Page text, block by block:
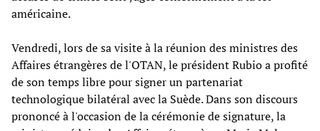
américaine.
Vendredi, lors de sa visite à la réunion des ministres des
Affaires étrangères de l'OTAN, le président Rubio a profité
de son temps libre pour signer un partenariat
technologique bilatéral avec la Suède. Dans son discours
prononcé à l'occasion de la cérémonie de signature, la